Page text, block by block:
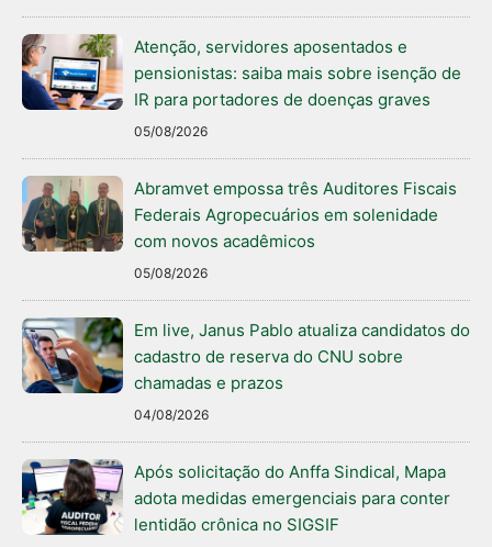
Atenção, servidores aposentados e
pensionistas: saiba mais sobre isenção de
IR para portadores de doenças graves
05/08/2026
Abramvet empossa três Auditores Fiscais
Federais Agropecuários em solenidade
com novos acadêmicos
05/08/2026
Em live, Janus Pablo atualiza candidatos do
cadastro de reserva do CNU sobre
chamadas e prazos
04/08/2026
Após solicitação do Anffa Sindical, Mapa
adota medidas emergenciais para conter
lentidão crônica no SIGSIF